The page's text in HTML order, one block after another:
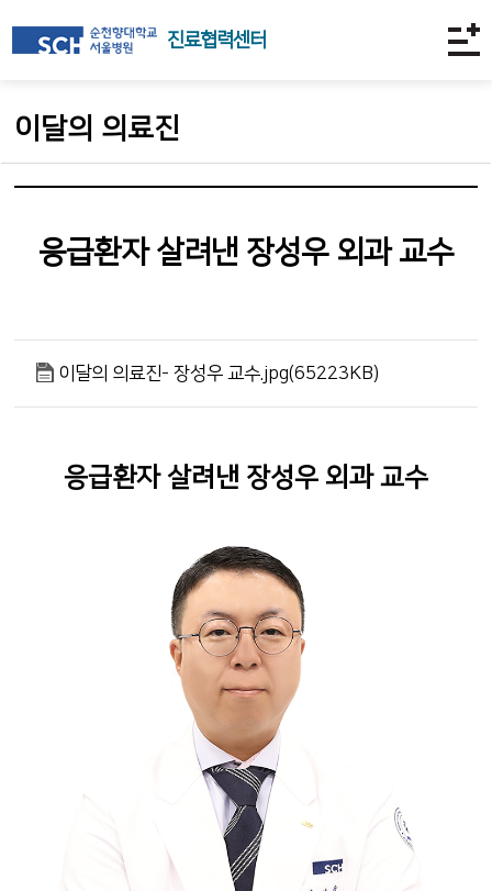
진료협력센터
이달의 의료진
응급환자 살려낸 장성우 외과 교수
이달의 의료진- 장성우 교수.jpg(65223KB)
응급환자 살려낸 장성우 외과 교수